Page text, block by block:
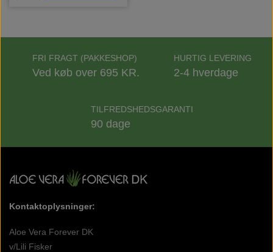
FRI FRAGT (PAKKESHOP)
Ved køb over 695 KR.
HURTIG LEVERING
2-4 hverdage
TILFREDSHEDSGARANTI
90 dage
Kontaktoplysninger:
Aloe Vera Forever DK
v/Lili Fisker